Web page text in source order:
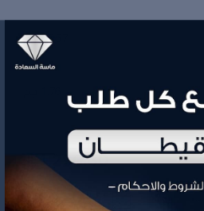
M45057
1,290.30